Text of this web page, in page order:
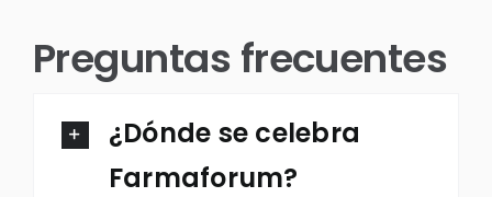
Preguntas frecuentes
¿Dónde se celebra
Farmaforum?